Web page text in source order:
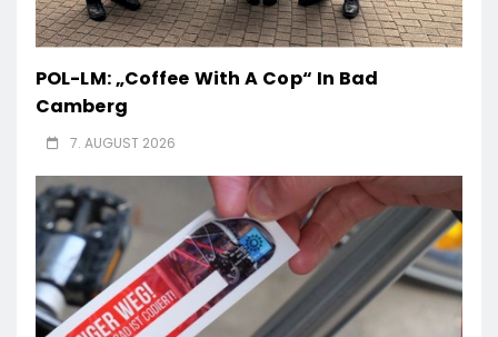
POL-LM: „Coffee With A Cop“ In Bad
Camberg
7. AUGUST 2026